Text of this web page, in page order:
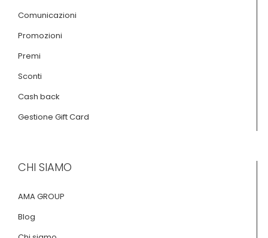
Comunicazioni
Promozioni
Premi
Sconti
Cash back
Gestione Gift Card
CHI SIAMO
AMA GROUP
Blog